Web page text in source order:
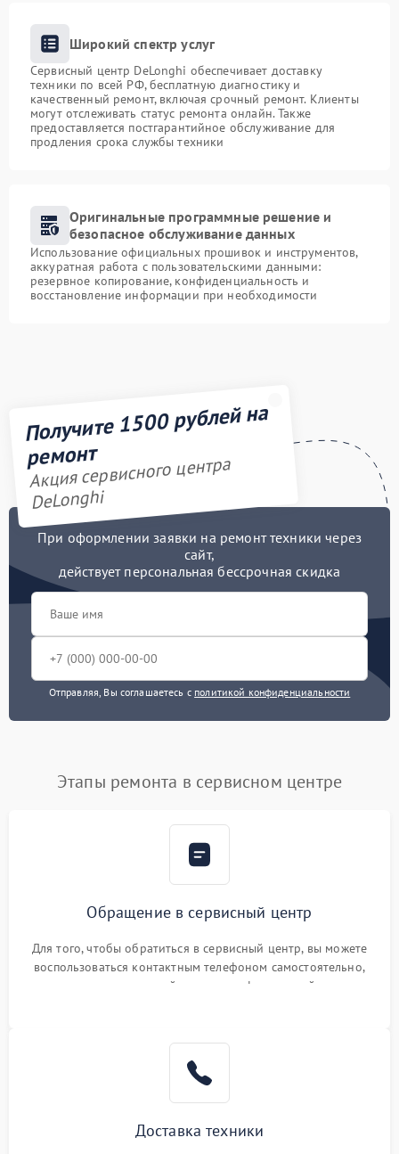
Широкий спектр услуг
Сервисный центр DeLonghi обеспечивает доставку
техники по всей РФ, бесплатную диагностику и
качественный ремонт, включая срочный ремонт. Клиенты
могут отслеживать статус ремонта онлайн. Также
предоставляется постгарантийное обслуживание для
продления срока службы техники
Оригинальные программные решение и
безопасное обслуживание данных
Использование официальных прошивок и инструментов,
аккуратная работа с пользовательскими данными:
резервное копирование, конфиденциальность и
восстановление информации при необходимости
Получите 1500 рублей на
ремонт
Акция сервисного центра
DeLonghi
При оформлении заявки на ремонт техники через
сайт,
действует персональная бессрочная скидка
Отправляя, Вы соглашаетесь с политикой конфиденциальности
Этапы ремонта в сервисном центре
Обращение в сервисный центр
Для того, чтобы обратиться в сервисный центр, вы можете
воспользоваться контактным телефоном самостоятельно,
или оставить свой номер телефона на сайте
Доставка техники